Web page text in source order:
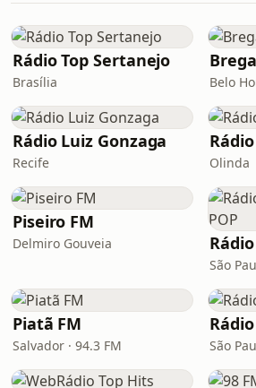
Rádio Top Sertanejo
Brasília Belo
Rádio Luiz Gonzaga
Recife Olinda
Piseiro FM
Delmiro Gouveia
São
Piatã FM
Salvador · 94.3 FM São